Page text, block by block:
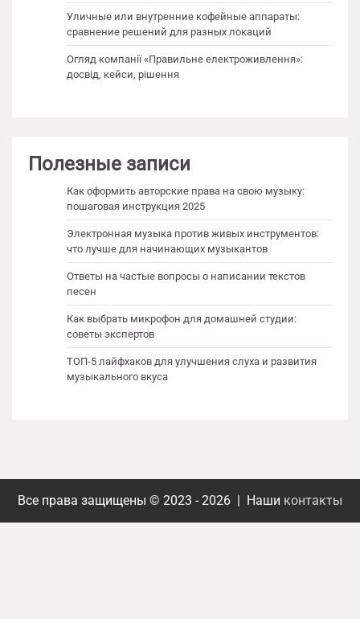
Уличные или внутренние кофейные аппараты:
сравнение решений для разных локаций
Огляд компанії «Правильне електроживлення»:
досвід, кейси, рішення
Полезные записи
Как оформить авторские права на свою музыку:
пошаговая инструкция 2025
Электронная музыка против живых инструментов:
что лучше для начинающих музыкантов
Ответы на частые вопросы о написании текстов
песен
Как выбрать микрофон для домашней студии:
советы экспертов
ТОП-5 лайфхаков для улучшения слуха и развития
музыкального вкуса
Все права защищены © 2023 - 2026 | Наши контакты